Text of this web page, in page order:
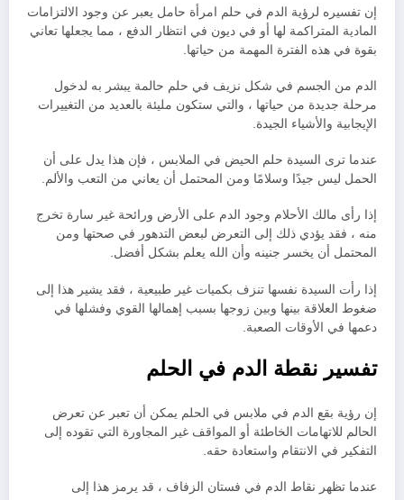
إن تفسيره لرؤية الدم في حلم امرأة حامل يعبر عن وجود الالتزامات
المادية المتراكمة لها أو في ديون في انتظار الدفع ، مما يجعلها تعاني
بقوة في هذه الفترة المهمة من حياتها.
الدم من الجسم في شكل نزيف في حلم حالمة يبشر به لدخول
مرحلة جديدة من حياتها ، والتي ستكون مليئة بالعديد من التغييرات
الإيجابية والأشياء الجيدة.
عندما ترى السيدة حلم الحيض في الملابس ، فإن هذا يدل على أن
الحمل ليس جيدًا وسلامًا ومن المحتمل أن يعاني من التعب والألم.
إذا رأى مالك الأحلام وجود الدم على الأرض ورائحة غير سارة تخرج
منه ، فقد يؤدي ذلك إلى التعرض لبعض التدهور في صحتها ومن
المحتمل أن يخسر جنينه وأن الله يعلم بشكل أفضل.
إذا رأت السيدة نفسها تنزف بكميات غير طبيعية ، فقد يشير هذا إلى
ضغوط العلاقة بينها وبين زوجها بسبب إهمالها القوي وفشلها في
دعمها في الأوقات الصعبة.
تفسير نقطة الدم في الحلم
إن رؤية بقع الدم في ملابس في الحلم يمكن أن تعبر عن تعرض
الحالم للاتهامات الخاطئة أو المواقف غير المجاورة التي تقوده إلى
التفكير في الانتقام واستعادة حقه.
عندما تظهر نقاط الدم في فستان الزفاف ، قد يرمز هذا إلى